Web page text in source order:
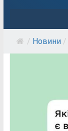
/ Новини /